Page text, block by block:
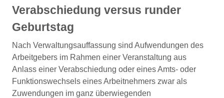
Verabschiedung versus runder
Geburtstag
Nach Verwaltungsauffassung sind Aufwendungen des
Arbeitgebers im Rahmen einer Veranstaltung aus
Anlass einer Verabschiedung oder eines Amts- oder
Funktionswechsels eines Arbeitnehmers zwar als
Zuwendungen im ganz überwiegenden